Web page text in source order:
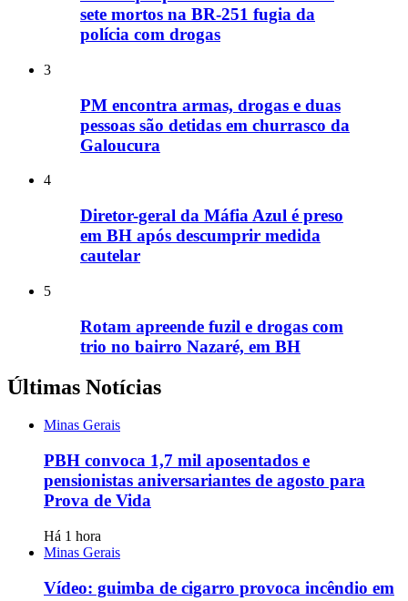
sete mortos na BR-251 fugia da
polícia com drogas
3
PM encontra armas, drogas e duas
pessoas são detidas em churrasco da
Galoucura
4
Diretor-geral da Máfia Azul é preso
em BH após descumprir medida
cautelar
5
Rotam apreende fuzil e drogas com
trio no bairro Nazaré, em BH
Últimas Notícias
Minas Gerais
PBH convoca 1,7 mil aposentados e
pensionistas aniversariantes de agosto para
Prova de Vida
Há 1 hora
Minas Gerais
Vídeo: guimba de cigarro provoca incêndio em